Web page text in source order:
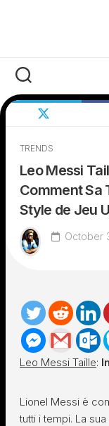
TRENDS
Leo Messi
Comment Sa
Style de Jeu
October
Leo Messi Taille:
Lionel Messi è
tutti i tempi. La